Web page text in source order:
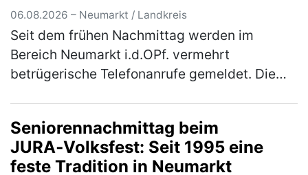
06.08.2026 – Neumarkt / Landkreis
Seit dem frühen Nachmittag werden im
Bereich Neumarkt i.d.OPf. vermehrt
betrügerische Telefonanrufe gemeldet. Die
Bereich Neum…(mehr)
Seniorennachmittag beim
JURA‑Volksfest: Seit 1995 eine
feste Tradition in Neumarkt